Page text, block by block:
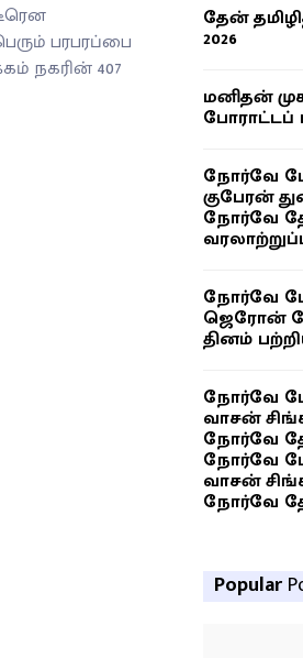
பரபரப்பை
நகரின் 407
தேன்
2026
மனிதன்
போராட்டப்
நோர்வே
குபேரன்
நோர்வே
நோர்வே
ஜெரோன்
தினம்
நோர்வே
வாசன்
நோர்வே
நோர்வே
வாசன்
நோர்வே
Popular